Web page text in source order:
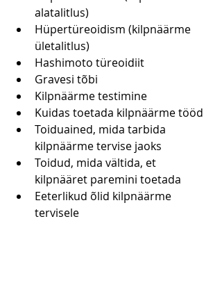
alatalitlus)
Hüpertüreoidism (kilpnäärme
ületalitlus)
Hashimoto türeoidiit
Gravesi tõbi
Kilpnäärme testimine
Kuidas toetada kilpnäärme tööd
Toiduained, mida tarbida
kilpnäärme tervise jaoks
Toidud, mida vältida, et
kilpnääret paremini toetada
Eeterlikud õlid kilpnäärme
tervisele